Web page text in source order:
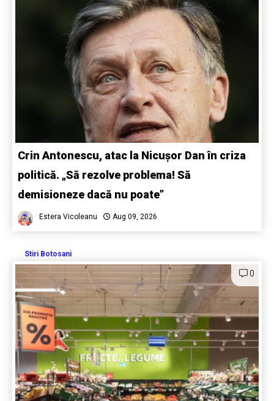
Crin Antonescu, atac la Nicușor Dan în criza
politică. „Să rezolve problema! Să
demisioneze dacă nu poate”
Estera Vicoleanu Aug 09, 2026
Stiri Botosani
0